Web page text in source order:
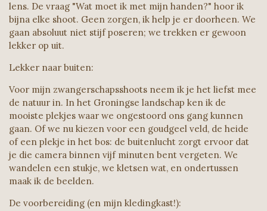
lens. De vraag "Wat moet ik met mijn handen?" hoor ik
bijna elke shoot. Geen zorgen, ik help je er doorheen. We
gaan absoluut niet stijf poseren; we trekken er gewoon
lekker op uit.
Lekker naar buiten:
Voor mijn zwangerschapsshoots neem ik je het liefst mee
de natuur in. In het Groningse landschap ken ik de
mooiste plekjes waar we ongestoord ons gang kunnen
gaan. Of we nu kiezen voor een goudgeel veld, de heide
of een plekje in het bos: de buitenlucht zorgt ervoor dat
je die camera binnen vijf minuten bent vergeten. We
wandelen een stukje, we kletsen wat, en ondertussen
maak ik de beelden.
De voorbereiding (en mijn kledingkast!):